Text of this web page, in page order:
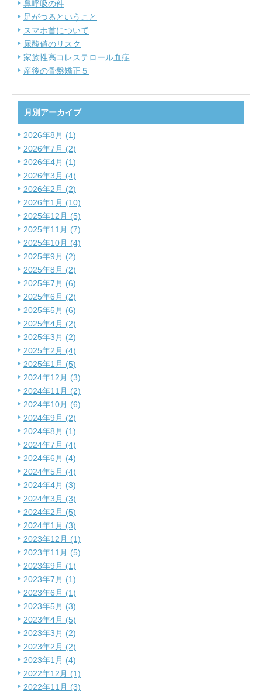
鼻呼吸の件
足がつるということ
スマホ首について
尿酸値のリスク
家族性高コレステロール血症
産後の骨盤矯正５
月別アーカイブ
2026年8月 (1)
2026年7月 (2)
2026年4月 (1)
2026年3月 (4)
2026年2月 (2)
2026年1月 (10)
2025年12月 (5)
2025年11月 (7)
2025年10月 (4)
2025年9月 (2)
2025年8月 (2)
2025年7月 (6)
2025年6月 (2)
2025年5月 (6)
2025年4月 (2)
2025年3月 (2)
2025年2月 (4)
2025年1月 (5)
2024年12月 (3)
2024年11月 (2)
2024年10月 (6)
2024年9月 (2)
2024年8月 (1)
2024年7月 (4)
2024年6月 (4)
2024年5月 (4)
2024年4月 (3)
2024年3月 (3)
2024年2月 (5)
2024年1月 (3)
2023年12月 (1)
2023年11月 (5)
2023年9月 (1)
2023年7月 (1)
2023年6月 (1)
2023年5月 (3)
2023年4月 (5)
2023年3月 (2)
2023年2月 (2)
2023年1月 (4)
2022年12月 (1)
2022年11月 (3)